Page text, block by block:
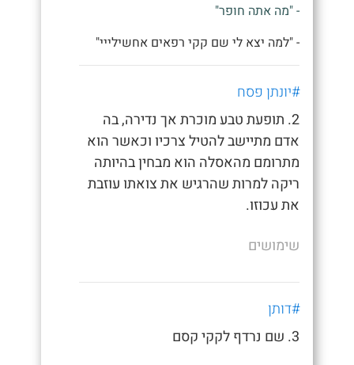
- "מה אתה חופר"
- "למה יצא לי שם קקי רפאים אחשילייי"
#יונתן פסח
2. תופעת טבע מוכרת אך נדירה, בה
אדם מתיישב להטיל צרכיו וכאשר הוא
מתרומם מהאסלה הוא מבחין בהיותה
ריקה למרות שהרגיש את צואתו עוזבת
את עכוזו.
שימושים
#דותן
3. שם נרדף לקקי קסם